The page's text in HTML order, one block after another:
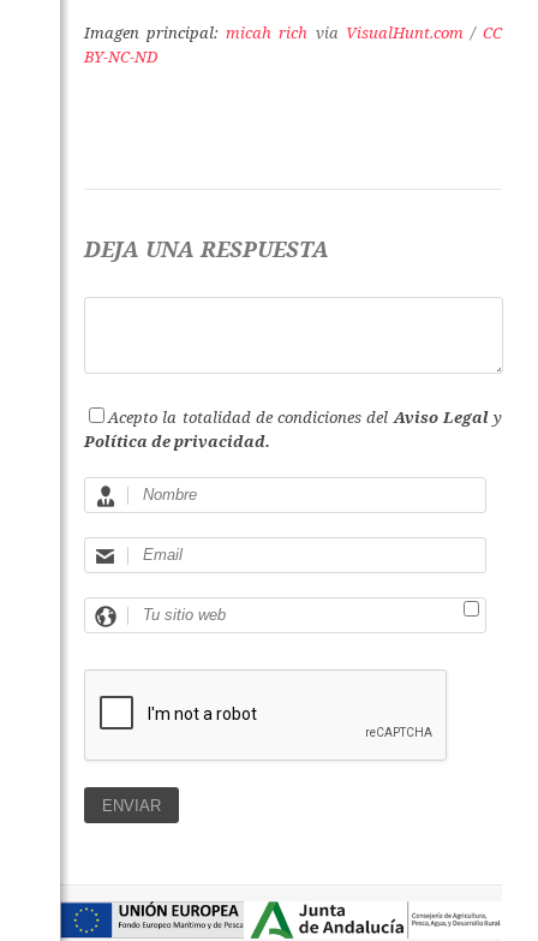
Imagen principal:micah rich via VisualHunt.com/CC
BY-NC-ND
DEJA UNA RESPUESTA
Acepto la totalidad de condiciones delAviso Legaly
Política de privacidad.